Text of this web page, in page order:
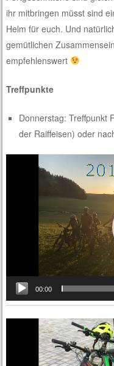
ihr mitbringen müsst sind
Helm für euch. Und
gemütlichen
empfehlenswert
Treffpunkte
Donnerstag: Treffpunkt
der Raiffeisen) oder
00:00